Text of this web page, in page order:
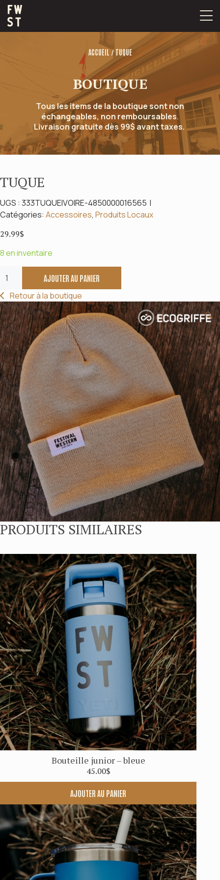
Passer
au
contenu
ACCUEIL /TUQUE
BOUTIQUE
Tous les items de la boutique sont non
échangeables, non remboursables.
Livraison gratuite dès 99$ avant taxes.
Retour à la boutique
🔍
TUQUE
UGS : 333TUQUEIVOIRE-4850000016565
Catégories: Accessoires, Produits Locaux
29.99$
8 en inventaire
de
Tuque
AJOUTER AU PANIER
Alternative:
PRODUITS SIMILAIRES
Bouteille junior – bleue
45.00$
AJOUTER AU PANIER